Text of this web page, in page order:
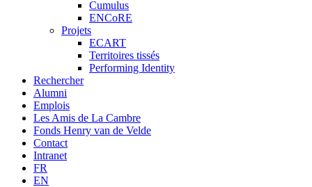
Cumulus
ENCoRE
Projets
ECART
Territoires tissés
Performing Identity
Rechercher
Alumni
Emplois
Les Amis de La Cambre
Fonds Henry van de Velde
Contact
Intranet
FR
EN